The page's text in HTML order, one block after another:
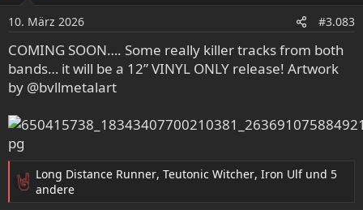
n
e
n
:
10. März 2026 #3.083
COMING SOON…. Some really killer tracks from both
bands… it will be a 12” VINYL ONLY release! Artwork
by @bvllmetalart
R
Long Distance Runner, Teutonic Witcher, Iron Ulfund 5
andere